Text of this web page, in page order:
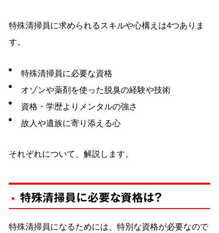
特殊清掃員に求められるスキルや心構えは4つありま
す。
特殊清掃員に必要な資格
オゾンや薬剤を使った脱臭の経験や技術
資格・学歴よりメンタルの強さ
故人や遺族に寄り添える心
それぞれについて、解説します。
特殊清掃員に必要な資格は？
特殊清掃員になるためには、特別な資格が必要なので